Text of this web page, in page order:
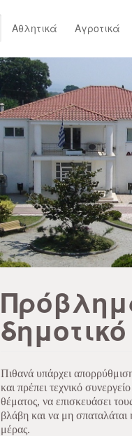
Αθλητικά Αγροτικά
Πιθανά υπάρχει
και πρέπει τεχνικό
θέματος, να επισκευάσει
βλάβη και να μη σπαταλάται
μέρας.